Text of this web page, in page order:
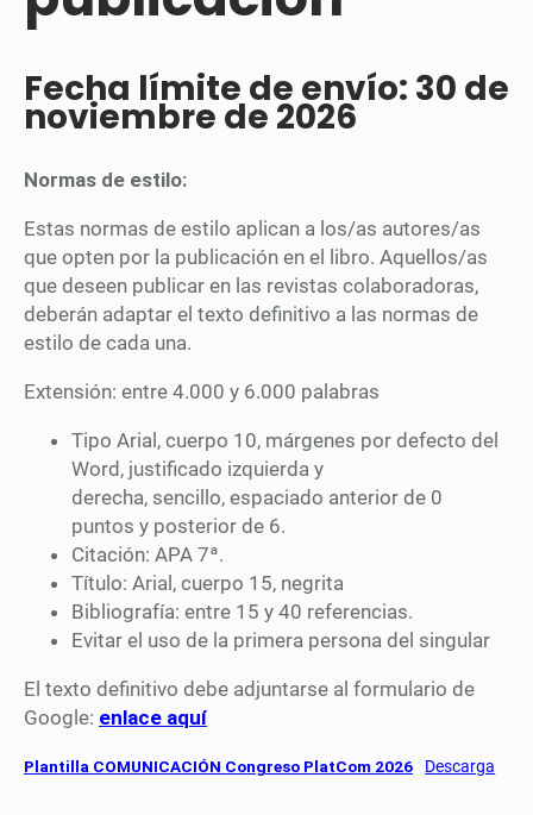
Fecha límite de envío: 30 de
noviembre de 2026
Normas de estilo:
Estas normas de estilo aplican a los/as autores/as
que opten por la publicación en el libro. Aquellos/as
que deseen publicar en las revistas colaboradoras,
deberán adaptar el texto definitivo a las normas de
estilo de cada una.
Extensión: entre 4.000 y 6.000 palabras
Tipo Arial, cuerpo 10, márgenes por defecto del
Word, justificado izquierda y
derecha, sencillo, espaciado anterior de 0
puntos y posterior de 6.
Citación: APA 7ª.
Título: Arial, cuerpo 15, negrita
Bibliografía: entre 15 y 40 referencias.
Evitar el uso de la primera persona del singular
El texto definitivo debe adjuntarse al formulario de
Google: enlace aquí
Plantilla COMUNICACIÓN Congreso PlatCom 2026 Descarga